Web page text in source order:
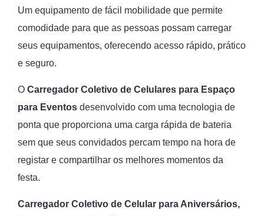
Um equipamento de fácil mobilidade que permite
comodidade para que as pessoas possam carregar
seus equipamentos, oferecendo acesso rápido, prático
e seguro.
O Carregador Coletivo de Celulares para Espaço
para Eventos desenvolvido com uma tecnologia de
ponta que proporciona uma carga rápida de bateria
sem que seus convidados percam tempo na hora de
registar e compartilhar os melhores momentos da
festa.
Carregador Coletivo de Celular para Aniversários,